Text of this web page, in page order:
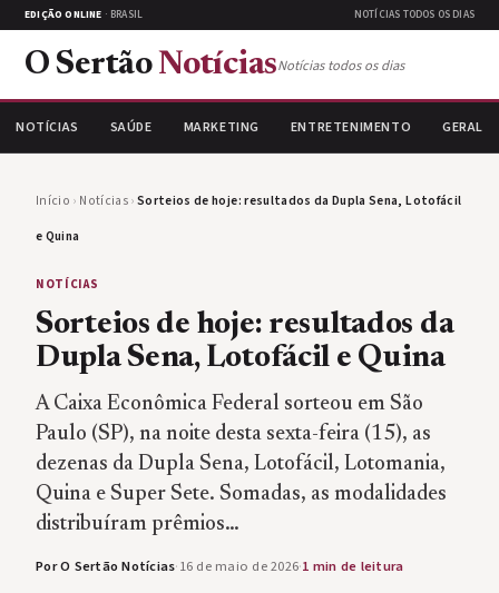
EDIÇÃO ONLINE · BRASIL NOTÍCIAS TODOS OS DIAS
O Sertão NotíciasNotícias todos os dias
NOTÍCIAS SAÚDE MARKETING ENTRETENIMENTO GERAL
Início › Notícias›Sorteios de hoje: resultados da Dupla Sena, Lotofácil
e Quina
NOTÍCIAS
Sorteios de hoje: resultados da
Dupla Sena, Lotofácil e Quina
A Caixa Econômica Federal sorteou em São
Paulo (SP), na noite desta sexta-feira (15), as
dezenas da Dupla Sena, Lotofácil, Lotomania,
Quina e Super Sete. Somadas, as modalidades
distribuíram prêmios…
Por O Sertão Notícias·16 de maio de 2026·1 min de leitura